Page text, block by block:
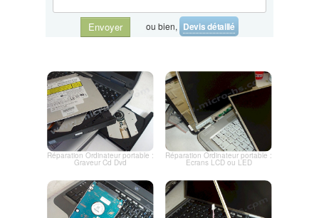
Envoyer ou bien, Devis détaillé
Réparation Ordinateur portable :
Graveur Cd Dvd
Réparation Ordinateur portable :
Ecrans LCD ou LED